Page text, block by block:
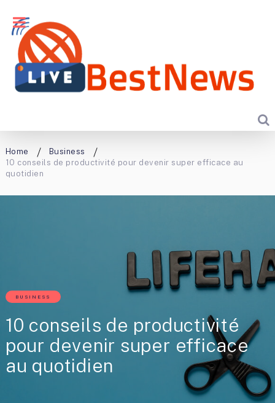
Home
Business
10 conseils de productivité pour devenir super efficace au
quotidien
BUSINESS
10 conseils de productivité
pour devenir super efficace
au quotidien